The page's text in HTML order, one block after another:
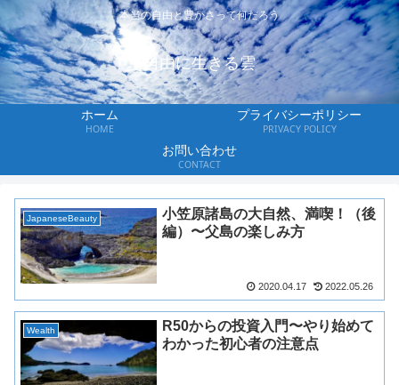
本当の自由と豊かさって何だろう
自由に生きる雲
ホーム
HOME
プライバシーポリシー
PRIVACY POLICY
お問い合わせ
CONTACT
JapaneseBeauty
小笠原諸島の大自然、満喫！（後
編）〜父島の楽しみ方
2020.04.17 2022.05.26
Wealth
R50からの投資入門〜やり始めて
わかった初心者の注意点